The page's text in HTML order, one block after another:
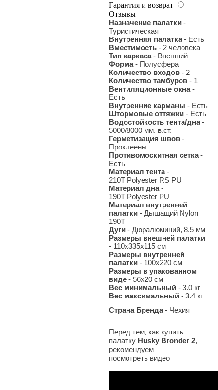
Гарантия и возврат
Отзывы
Назначение палатки -
Туристическая
Внутренняя палатка- Есть
Вместимость - 2 человека
Тип каркаса- Внешний
Форма- Полусфера
Количество входов - 2
Количество тамбуров - 1
Вентиляционные окна-
Есть
Внутренние карманы - Есть
Штормовые оттяжки - Есть
Водостойкость тента/дна-
5000/8000 мм. в.ст.
Герметизация швов -
Проклеены
Противомоскитная сетка-
Есть
Материал тента-
210T Polyester RS PU
Материал дна-
190T Polyester PU
Материал внутренней
палатки - Дышащий Nylon
190T
Дуги - Дюралюминий, 8.5 мм
Размеры внешней палатки
- 110х335х115 см
Размеры внутренней
палатки - 100х220 см
Размеры в упакованном
виде - 56x20 см
Вес минимальный - 3.0 кг
Вес максимальный - 3.4 кг
Страна Бренда- Чехия
Перед тем, как купить
палатку Husky Bronder 2,
рекомендуем
посмотреть видео